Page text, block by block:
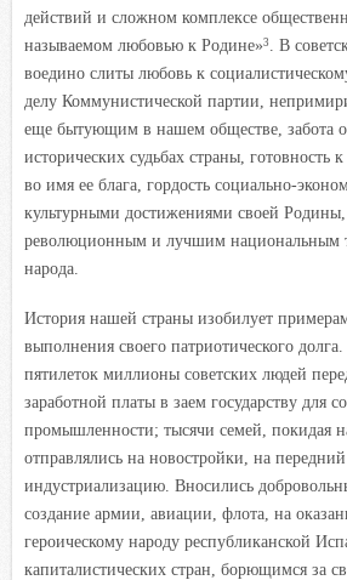
действий и сложном комплексе
называемом любовью к Родине»3
. В
воедино слиты любовь к
делу Коммунистической партии,
еще бытующим в нашем обществе, забота
исторических судьбах страны, готовность
во имя ее блага, гордость социально-
культурными достижениями своей
революционным и лучшим национальным
народа.
История нашей страны изобилует
выполнения своего патриотического
пятилеток миллионы советских людей
заработной платы в заем государству для
промышленности; тысячи семей, покидая
отправлялись на новостройки, на
индустриализацию. Вносились
создание армии, авиации, флота, на
героическому народу республиканской
капиталистических стран, борющимся за